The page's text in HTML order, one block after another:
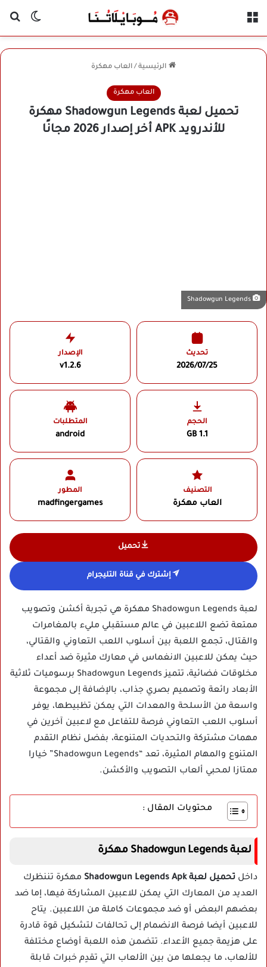
الوضع
الرئيسية / العاب مهكرة
العاب مهكرة
تحميل لعبة Shadowgun Legends مهكرة
للأندرويد APK أخر إصدار 2026 مجانًا
تحديث
2026/07/25
الإصدار
v1.2.6
الحجم
1.1 GB
المتطلبات
android
التصنيف
العاب مهكرة
المطور
madfingergames
تحميل
إشترك في قناة التليجرام
لعبة Shadowgun Legends مهكرة هي تجربة أكشن وتصويب
ممتعة تضع اللاعبين في عالم مستقبلي مليء بالمغامرات
والقتال، تجمع اللعبة بين أسلوب اللعب التعاوني والقتالي،
حيث يمكن للاعبين الانغماس في معارك مثيرة ضد أعداء
مخلوقات فضائية، تتميز Shadowgun Legends برسوميات ثلاثية
الأبعاد رائعة وتصميم بصري جذاب، بالإضافة إلى مجموعة
واسعة من الأسلحة والمعدات التي يمكن تظبيطها، يوفر
أسلوب اللعب التعاوني فرصة للتفاعل مع لاعبين آخرين في
مهمات مشتركة والتحديات المتنوعة، بفضل نظام التقدم
المتنوع والمهام المثيرة، تعد “Shadowgun Legends” خيارا
ممتازا لمحبي ألعاب التصويب والأكشن.
محتويات المقال :
لعبة Shadowgun Legends مهكرة
داخل تحميل لعبة Shadowgun Legends Apk
مهكرة تننظرك
العديد من المعارك التي يمكن للاعبين المشاركة فيها، إما ضد
بعضهم البعض أو ضد مجموعات كاملة من اللاعبين. يتاح
للاعبين أيضا فرصة الانضمام إلى تحالفات لتشكيل قوة قادرة
على هزيمة جميع الأعداء. تتضمن هذه اللعبة أوضاع مختلفة
للألعاب، ما يجعلها من بين الألعاب التي تقدِم خبرات قابلة